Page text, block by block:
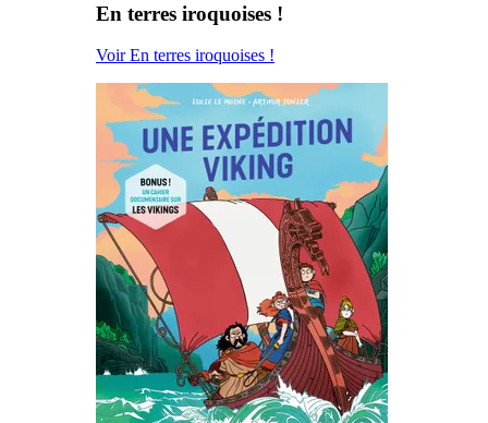
En terres iroquoises !
Voir En terres iroquoises !